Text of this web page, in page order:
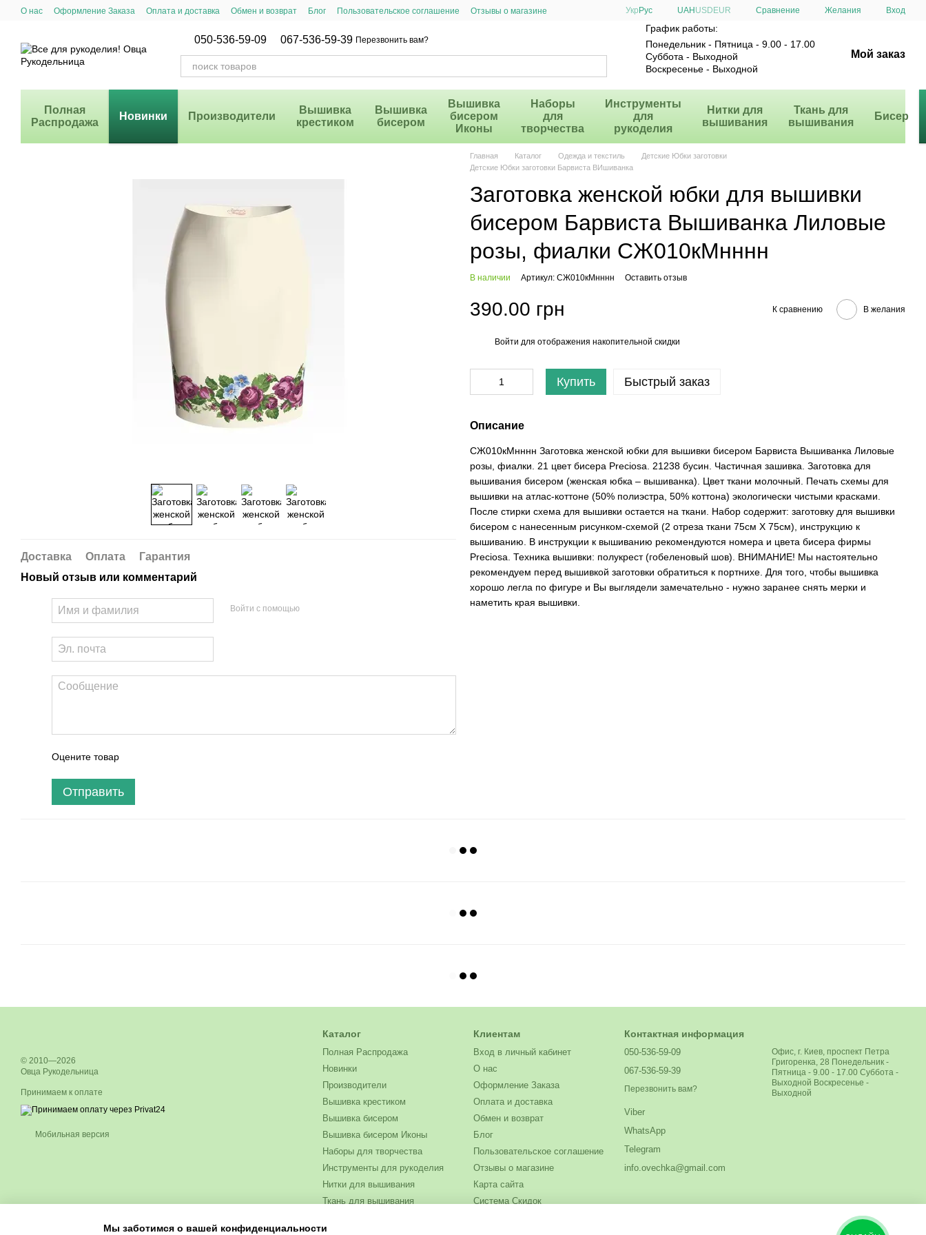
Перейти к основному контенту
О нас Оформление Заказа Оплата и доставка Обмен и возврат Блог Пользовательское соглашение
Отзывы о магазине
Укр Рус UAH USD EUR Сравнение Желания Вход
050-536-59-09 067-536-59-39 Перезвонить вам?
График работы:
Понедельник - Пятница - 9.00 - 17.00
Суббота - Выходной
Воскресенье - Выходной
Мой заказ
Полная
Распродажа
Новинки Производители
Вышивка
крестиком
Вышивка
бисером
Вышивка
бисером
Иконы
Наборы
для
творчества
Инструменты
для
рукоделия
Нитки для
вышивания
Ткань для
вышивания
Бисер
Доставка Оплата
Гарантия
Новый отзыв или комментарий
Войти с помощью
Оцените товар
Отправить
Главная Каталог Одежда и текстиль
Детские Юбки заготовки
Детские Юбки заготовки Барвиста ВИшиванка
Заготовка женской юбки для вышивки
бисером Барвиста Вышиванка Лиловые
розы, фиалки СЖ010кМнннн
В наличии Артикул: СЖ010кМнннн Оставить отзыв
390.00 грн К сравнению В желания
Войти для отображения накопительной скидки
Купить Быстрый заказ
Описание
СЖ010кМнннн Заготовка женской юбки для вышивки бисером Барвиста Вышиванка Лиловые
розы, фиалки. 21 цвет бисера Preciosa. 21238 бусин. Частичная зашивка. Заготовка для
вышивания бисером (женская юбка – вышиванка). Цвет ткани молочный. Печать схемы для
вышивки на атлас-коттоне (50% полиэстра, 50% коттона) экологически чистыми красками.
После стирки схема для вышивки остается на ткани. Набор содержит: заготовку для вышивки
бисером с нанесенным рисунком-схемой (2 отреза ткани 75cм Х 75cм), инструкцию к
вышиванию. В инструкции к вышиванию рекомендуются номера и цвета бисера фирмы
Preciosa. Техника вышивки: полукрест (гобеленовый шов). ВНИМАНИЕ! Мы настоятельно
рекомендуем перед вышивкой заготовки обратиться к портнихе. Для того, чтобы вышивка
хорошо легла по фигуре и Вы выглядели замечательно - нужно заранее снять мерки и
наметить края вышивки.
© 2010—2026
Овца Рукодельница
Принимаем к оплате
Мобильная версия
Каталог
Полная Распродажа
Новинки
Производители
Вышивка крестиком
Вышивка бисером
Вышивка бисером Иконы
Наборы для творчества
Инструменты для рукоделия
Нитки для вышивания
Ткань для вышивания
Клиентам
Вход в личный кабинет
О нас
Оформление Заказа
Оплата и доставка
Обмен и возврат
Блог
Пользовательское соглашение
Отзывы о магазине
Карта сайта
Система Скидок
Контактная информация
050-536-59-09
067-536-59-39
Перезвонить вам?
Viber
WhatsApp
Telegram
info.ovechka@gmail.com
Офис, г. Киев, проспект Петра
Григоренка, 28 Понедельник -
Пятница - 9.00 - 17.00 Суббота -
Выходной Воскресенье -
Выходной
Мы заботимся о вашей конфиденциальности